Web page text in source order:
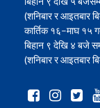
(शनिबार र आइतबार
कार्तिक १६–माघ १५
बिहान ९ देखि ४ बजे
(शनिबार र आइतबार